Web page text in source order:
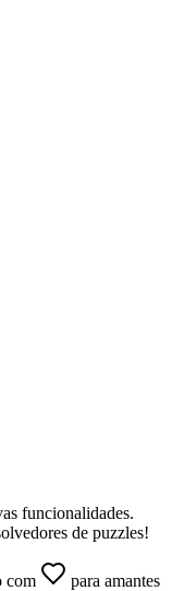
funcionalidades.
de puzzles!
com para amantes